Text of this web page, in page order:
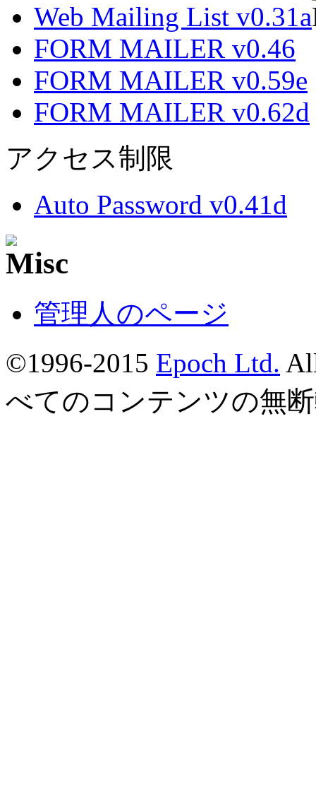
Web Mailing List v0.31a
FORM MAILER v0.46
FORM MAILER v0.59e
FORM MAILER v0.62d
アクセス制限
Auto Password v0.41d
管理人のページ
©1996-2015 Epoch Ltd.
べてのコンテンツの無